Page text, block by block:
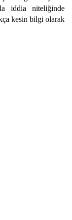
iddia niteliğinde
kesin bilgi olarak